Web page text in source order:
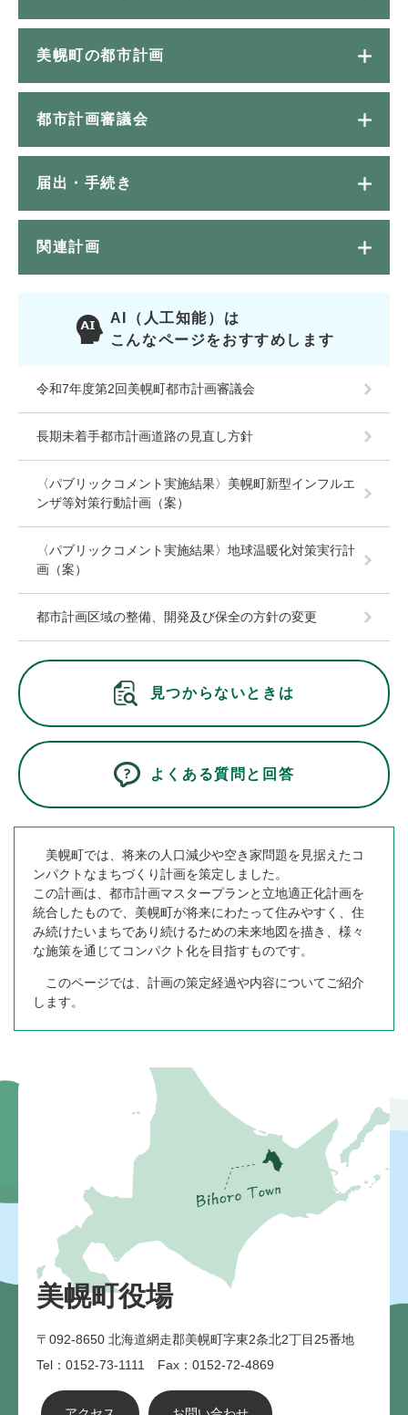
美幌町の都市計画
都市計画審議会
届出・手続き
関連計画
AI（人工知能）は
こんなページをおすすめします
令和7年度第2回美幌町都市計画審議会
長期未着手都市計画道路の見直し方針
〈パブリックコメント実施結果〉美幌町新型インフルエ
ンザ等対策行動計画（案）
〈パブリックコメント実施結果〉地球温暖化対策実行計
画（案）
都市計画区域の整備、開発及び保全の方針の変更
見つからないときは
よくある質問と回答
美幌町では、将来の人口減少や空き家問題を見据えたコ
ンパクトなまちづくり計画を策定しました。
この計画は、都市計画マスタープランと立地適正化計画を
統合したもので、美幌町が将来にわたって住みやすく、住
み続けたいまちであり続けるための未来地図を描き、様々
な施策を通じてコンパクト化を目指すものです。
このページでは、計画の策定経過や内容についてご紹介
します。
美幌町役場
〒092-8650 北海道網走郡美幌町字東2条北2丁目25番地
Tel：0152-73-1111 Fax：0152-72-4869